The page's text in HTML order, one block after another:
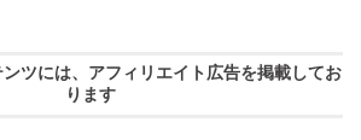
ツには、アフィリエイト広告を掲載してお
ります